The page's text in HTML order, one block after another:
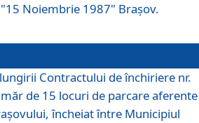
Noiembrie 1987" Braşov.
Contractului de închiriere nr.
de 15 locuri de parcare aferente
încheiat între Municipiul